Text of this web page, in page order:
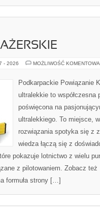
- 2026 MOŻLIWOŚĆ
Podkarpackie Powiązanie
ultralekkie to
poświęcona na
ultralekkiego. To miejsce,
rozwiązania spotyka się z
wiedza łączą się z
pokazuje lotnictwo z wielu
z pilotowaniem. Zobacz
formuła strony […]